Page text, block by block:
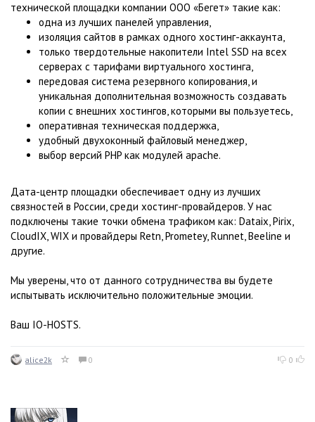
технической площадки компании ООО «Бегет» такие как:
одна из лучших панелей управления,
изоляция сайтов в рамках одного хостинг-аккаунта,
только твердотельные накопители Intel SSD на всех
серверах с тарифами виртуального хостинга,
передовая система резервного копирования, и
уникальная дополнительная возможность создавать
копии с внешних хостингов, которыми вы пользуетесь,
оперативная техническая поддержка,
удобный двухоконный файловый менеджер,
выбор версий PHP как модулей apache.
Дата-центр площадки обеспечивает одну из лучших
связностей в России, среди хостинг-провайдеров. У нас
подключены такие точки обмена трафиком как: Dataix, Pirix,
CloudIX, WIX и провайдеры Retn, Prometey, Runnet, Beeline и
другие.
Мы уверены, что от данного сотрудничества вы будете
испытывать исключительно положительные эмоции.
Ваш IO-HOSTS.
alice2k 0 0